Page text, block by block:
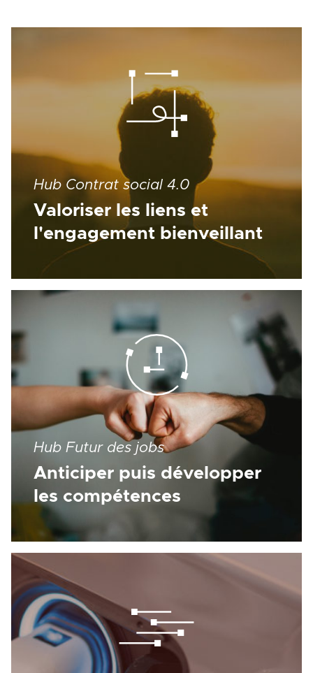
Hub Contrat social 4.0
Valoriser les liens et
l'engagement bienveillant
Hub Futur des jobs
Anticiper puis développer
les compétences